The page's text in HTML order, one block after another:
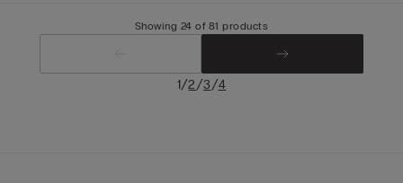
Showing 24 of 81 products
1/2/3/4